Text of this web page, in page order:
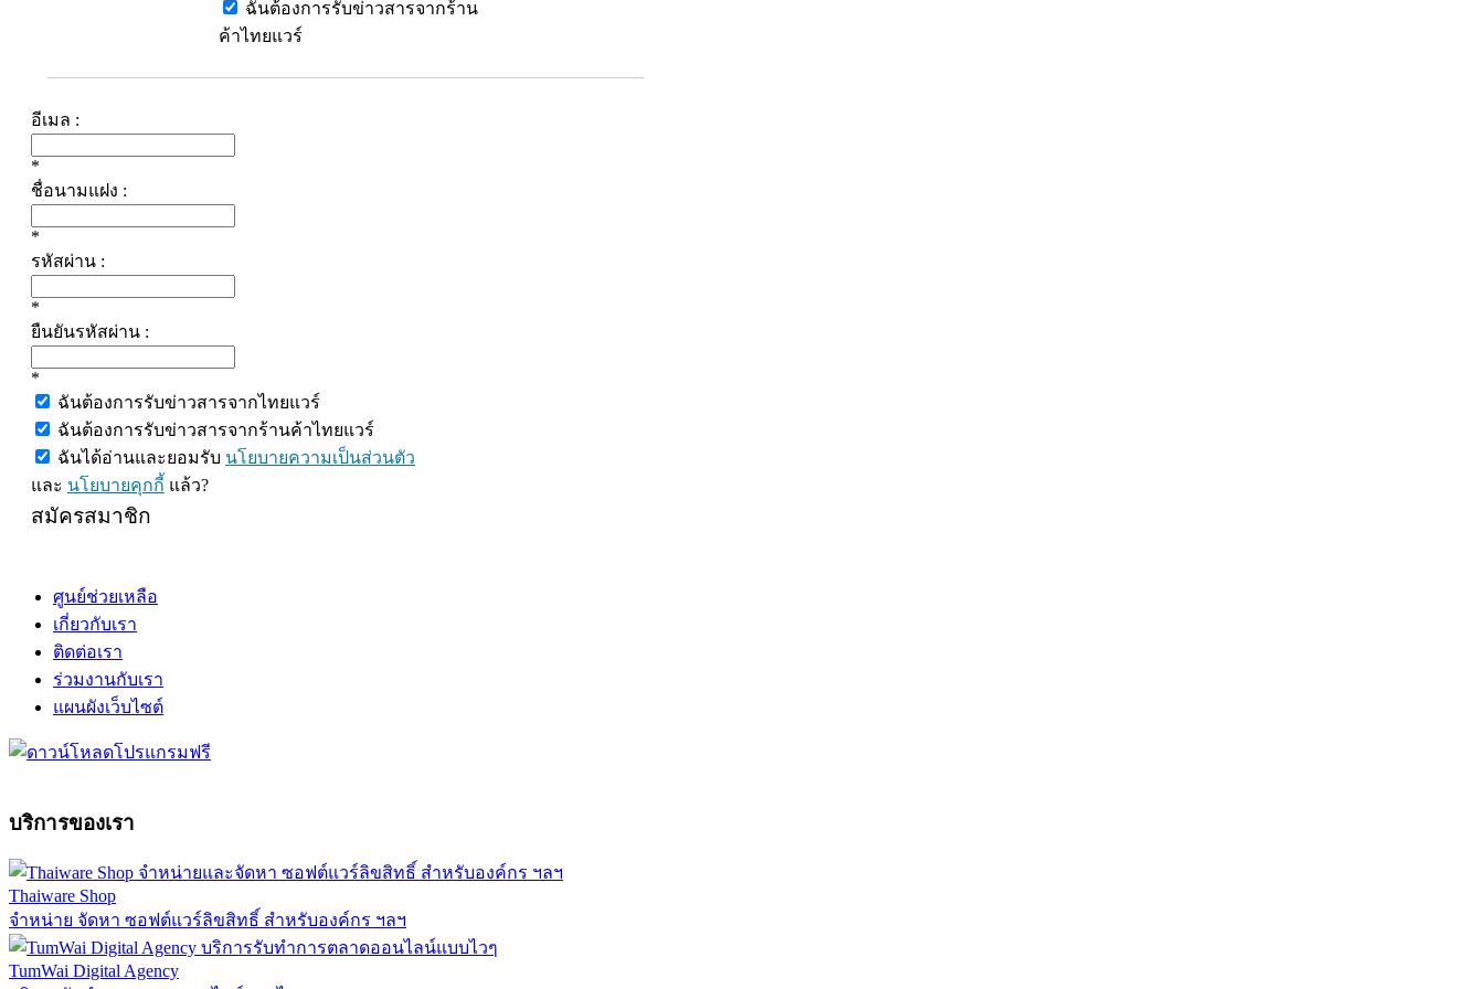
ฉันต้องการรับข่าวสารจากร้าน
ค้าไทยแวร์
อีเมล :
*
ชื่อนามแฝง :
*
รหัสผ่าน :
*
ยืนยันรหัสผ่าน :
*
ฉันต้องการรับข่าวสารจากไทยแวร์
ฉันต้องการรับข่าวสารจากร้านค้าไทยแวร์
ฉันได้อ่านและยอมรับ นโยบายความเป็นส่วนตัว
และ นโยบายคุกกี้ แล้ว?
สมัครสมาชิก
ศูนย์ช่วยเหลือ
เกี่ยวกับเรา
ติดต่อเรา
ร่วมงานกับเรา
แผนผังเว็บไซต์
บริการของเรา
Thaiware Shop
จำหน่าย จัดหา ซอฟต์แวร์ลิขสิทธิ์ สำหรับองค์กร ฯลฯ
TumWai Digital Agency